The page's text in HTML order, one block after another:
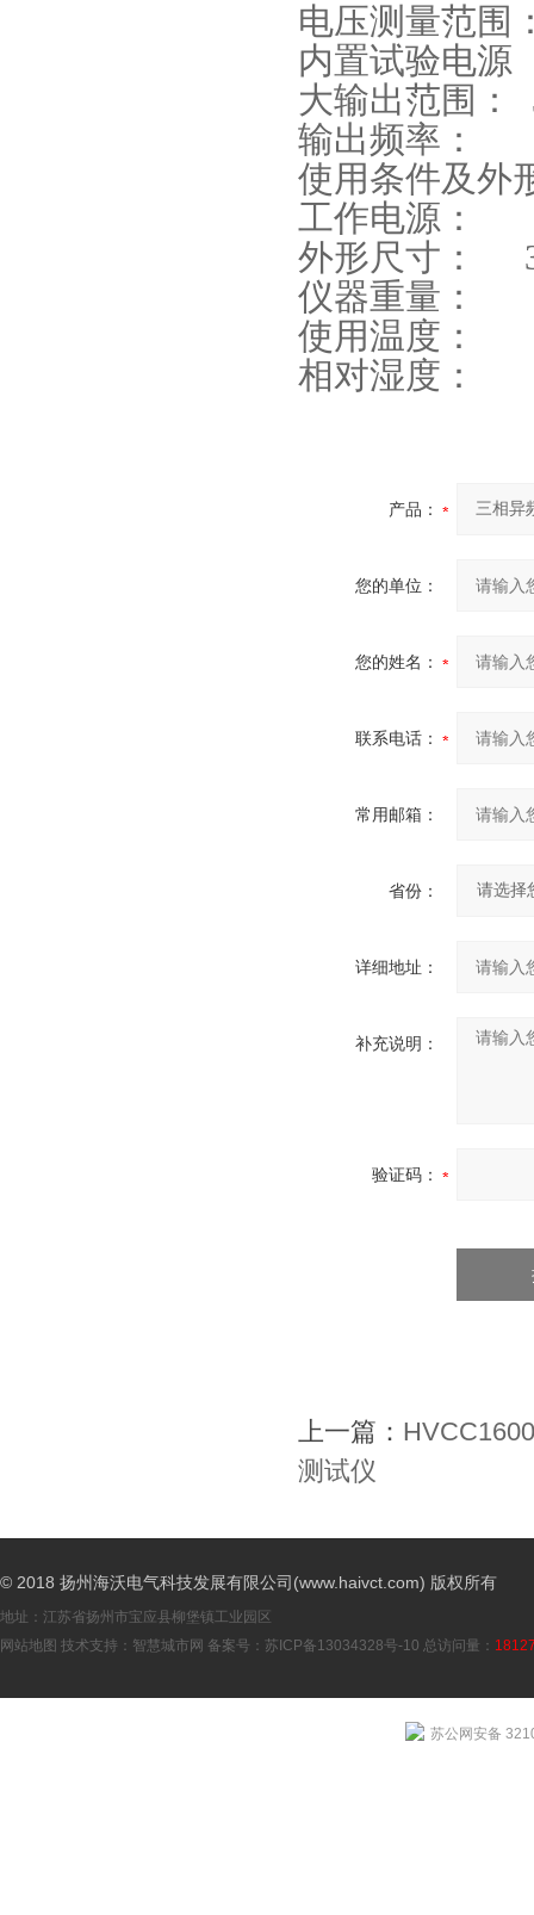
电压测量范围
内置试验电源
大输出范围：
输出频率：
使用条件及外
工作电源：
外形尺寸：
仪器重量：
使用温度：
相对湿度：
产品：
您的单位：
您的姓名：
联系电话：
常用邮箱：
省份：
详细地址：
补充说明：
验证码：
上一篇：
测试仪
© 2018 扬州海沃电气科技发展有限公司(www.haivct.com) 版权所有
地址：江苏省扬州市宝应县柳堡镇工业园区
网站地图 技术支持： 智慧城市网 备案号： 苏ICP备13034328号-10 总访问量：
苏公网安备